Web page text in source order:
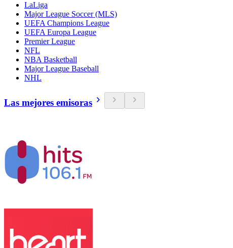
LaLiga
Major League Soccer (MLS)
UEFA Champions League
UEFA Europa League
Premier League
NFL
NBA Basketball
Major League Baseball
NHL
Las mejores emisoras